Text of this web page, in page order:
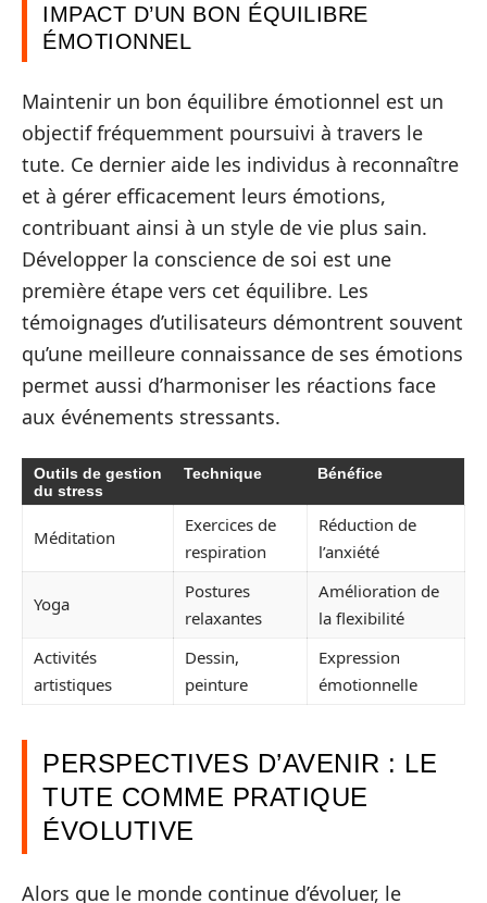
IMPACT D’UN BON ÉQUILIBRE
ÉMOTIONNEL
Maintenir un bon équilibre émotionnel est un
objectif fréquemment poursuivi à travers le
tute. Ce dernier aide les individus à reconnaître
et à gérer efficacement leurs émotions,
contribuant ainsi à un style de vie plus sain.
Développer la conscience de soi est une
première étape vers cet équilibre. Les
témoignages d’utilisateurs démontrent souvent
qu’une meilleure connaissance de ses émotions
permet aussi d’harmoniser les réactions face
aux événements stressants.
Outils de gestion
du stress
Technique Bénéfice
Méditation
Exercices de
respiration
Réduction de
l’anxiété
Yoga
Postures
relaxantes
Amélioration de
la flexibilité
Activités
artistiques
Dessin,
peinture
Expression
émotionnelle
PERSPECTIVES D’AVENIR : LE
TUTE COMME PRATIQUE
ÉVOLUTIVE
Alors que le monde continue d’évoluer, le